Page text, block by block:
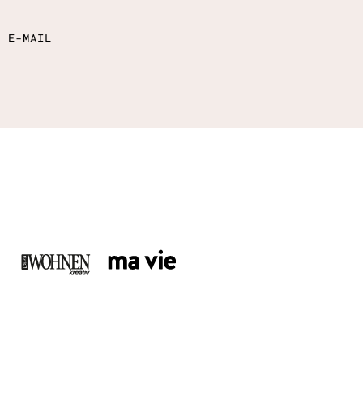
E-MAIL